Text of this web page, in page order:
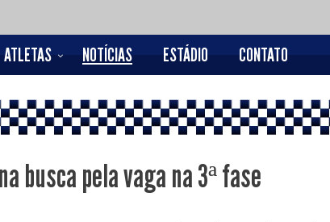
ATLETAS NOTÍCIAS ESTÁDIO CONTATO
busca pela vaga na 3ª fase